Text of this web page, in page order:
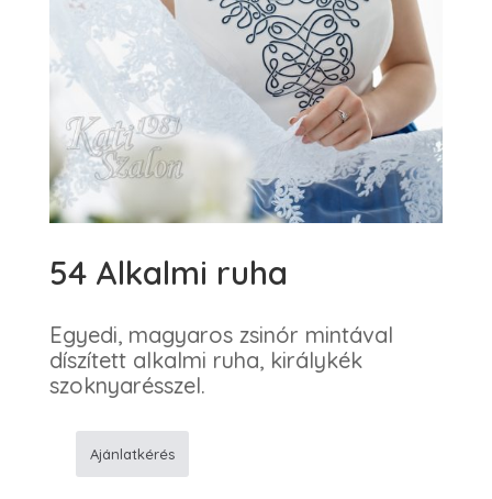
54 Alkalmi ruha
Egyedi, magyaros zsinór mintával
díszített alkalmi ruha, királykék
szoknyarésszel.
Ajánlatkérés